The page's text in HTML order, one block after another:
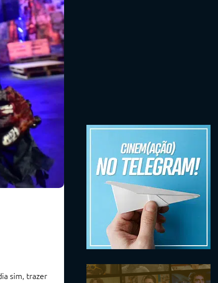
sim, trazer